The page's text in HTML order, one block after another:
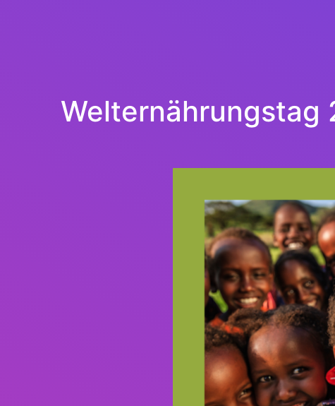
Welternährungstag